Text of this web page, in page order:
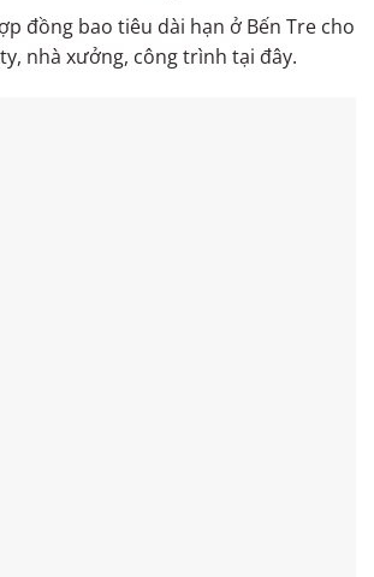
đồng bao tiêu dài hạn ở Bến Tre cho
nhà xưởng, công trình tại đây.